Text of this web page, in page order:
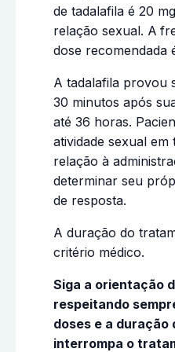
de tadalafila é 20
relação sexual. A
dose recomendada
A tadalafila provou
30 minutos após
até 36 horas.
atividade sexual
relação à
determinar seu
de resposta.
A duração do
critério médico.
Siga a orientação
respeitando
doses e a
interrompa o